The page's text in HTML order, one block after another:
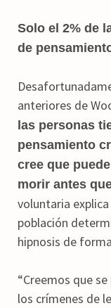
Solo el 2% de
de
anteriores de
las personas
pensamiento
cree que
morir antes
voluntaria
población
hipnosis de
“Creemos que
los crímenes de